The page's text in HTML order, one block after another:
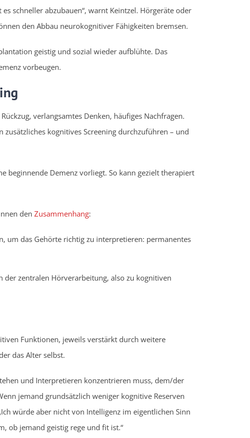
schneller abzubauen“, warnt Keintzel. Hörgeräte oder
den Abbau neurokognitiver Fähigkeiten bremsen.
geistig und sozial wieder aufblühte. Das
vorbeugen.
verlangsamtes Denken, häufiges Nachfragen.
kognitives Screening durchzuführen – und
beginnende Demenz vorliegt. So kann gezielt therapiert
den Zusammenhang:
um das Gehörte richtig zu interpretieren: permanentes
zentralen Hörverarbeitung, also zu kognitiven
Funktionen, jeweils verstärkt durch weitere
das Alter selbst.
und Interpretieren konzentrieren muss, dem/der
jemand grundsätzlich weniger kognitive Reserven
würde aber nicht von Intelligenz im eigentlichen Sinn
ob jemand geistig rege und fit ist.“